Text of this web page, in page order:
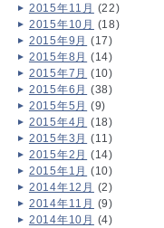
2015年11月 (22)
2015年10月 (18)
2015年9月 (17)
2015年8月 (14)
2015年7月 (10)
2015年6月 (38)
2015年5月 (9)
2015年4月 (18)
2015年3月 (11)
2015年2月 (14)
2015年1月 (10)
2014年12月 (2)
2014年11月 (9)
2014年10月 (4)